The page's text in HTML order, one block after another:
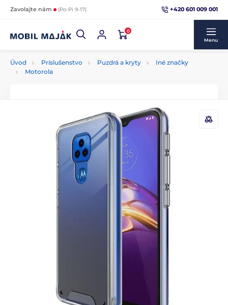
Zavolajte nám (Po-Pi 9-17) +420 601 009 001
0
Menu
Úvod Príslušenstvo Puzdrá a kryty
Iné značky
Motorola